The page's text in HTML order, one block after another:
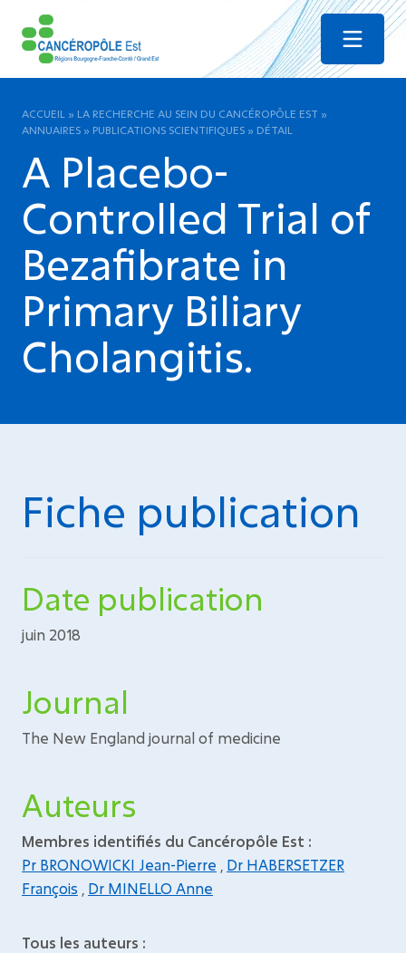
Menu
ACCUEIL » LA RECHERCHE AU SEIN DU CANCÉROPÔLE EST »
ANNUAIRES » PUBLICATIONS SCIENTIFIQUES » DÉTAIL
A Placebo-
Controlled Trial of
Bezafibrate in
Primary Biliary
Cholangitis.
Fiche publication
Date publication
juin 2018
Journal
The New England journal of medicine
Auteurs
Membres identifiés du Cancéropôle Est :
Pr BRONOWICKI Jean-Pierre
Dr HABERSETZER
François
Dr MINELLO Anne
Tous les auteurs :